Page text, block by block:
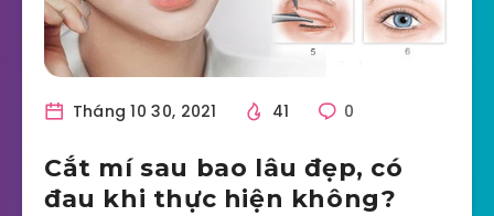
Tháng 10 30, 2021 41 0
Cắt mí sau bao lâu đẹp, có
đau khi thực hiện không?